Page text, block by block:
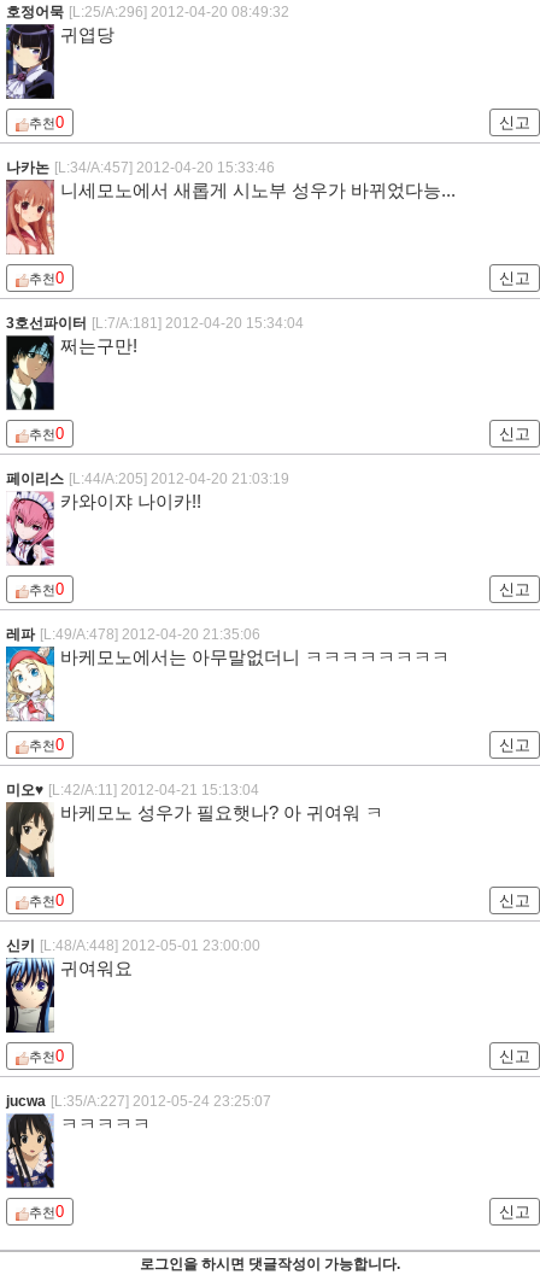
호정어묵 [L:25/A:296] 2012-04-20 08:49:32
귀엽당
추천0 신고
나카논 [L:34/A:457] 2012-04-20 15:33:46
니세모노에서 새롭게 시노부 성우가 바뀌었다능...
추천0 신고
3호선파이터 [L:7/A:181] 2012-04-20 15:34:04
쩌는구만!
추천0 신고
페이리스 [L:44/A:205] 2012-04-20 21:03:19
카와이쟈 나이카!!
추천0 신고
레파 [L:49/A:478] 2012-04-20 21:35:06
바케모노에서는 아무말없더니 ㅋㅋㅋㅋㅋㅋㅋㅋ
추천0 신고
미오♥ [L:42/A:11] 2012-04-21 15:13:04
바케모노 성우가 필요햇나? 아 귀여워 ㅋ
추천0 신고
신키 [L:48/A:448] 2012-05-01 23:00:00
귀여워요
추천0 신고
jucwa [L:35/A:227] 2012-05-24 23:25:07
ㅋㅋㅋㅋㅋ
추천0 신고
로그인을 하시면 댓글작성이 가능합니다.